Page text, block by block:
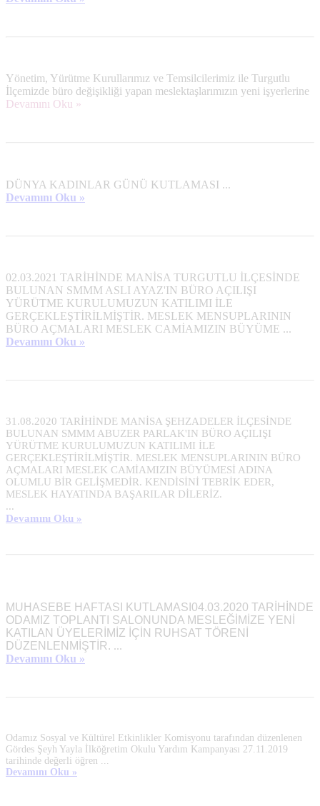
Yönetim, Yürütme Kurullarımız ve Temsilcilerimiz ile Turgutlu
İlçemizde büro değişikliği yapan meslektaşlarımızın yeni işyerlerine
Devamını Oku »
DÜNYA KADINLAR GÜNÜ KUTLAMASI ...
Devamını Oku »
02.03.2021 TARİHİNDE MANİSA TURGUTLU İLÇESİNDE
BULUNAN SMMM ASLI AYAZ'IN BÜRO AÇILIŞI
YÜRÜTME KURULUMUZUN KATILIMI İLE
GERÇEKLEŞTİRİLMİŞTİR. MESLEK MENSUPLARININ
BÜRO AÇMALARI MESLEK CAMİAMIZIN BÜYÜME ...
Devamını Oku »
31.08.2020 TARİHİNDE MANİSA ŞEHZADELER İLÇESİNDE
BULUNAN SMMM ABUZER PARLAK'IN BÜRO AÇILIŞI
YÜRÜTME KURULUMUZUN KATILIMI İLE
GERÇEKLEŞTİRİLMİŞTİR. MESLEK MENSUPLARININ BÜRO
AÇMALARI MESLEK CAMİAMIZIN BÜYÜMESİ ADINA
OLUMLU BİR GELİŞMEDİR. KENDİSİNİ TEBRİK EDER,
MESLEK HAYATINDA BAŞARILAR DİLERİZ.
...
Devamını Oku »
MUHASEBE HAFTASI KUTLAMASI 04.03.2020 TARİHİNDE
ODAMIZ TOPLANTI SALONUNDA MESLEĞİMİZE YENİ
KATILAN ÜYELERİMİZ İÇİN RUHSAT TÖRENİ
DÜZENLENMİŞTİR. ...
Devamını Oku »
Odamız Sosyal ve Kültürel Etkinlikler Komisyonu tarafından düzenlenen
Gördes Şeyh Yayla İlköğretim Okulu Yardım Kampanyası 27.11.2019
tarihinde değerli öğren ...
Devamını Oku »